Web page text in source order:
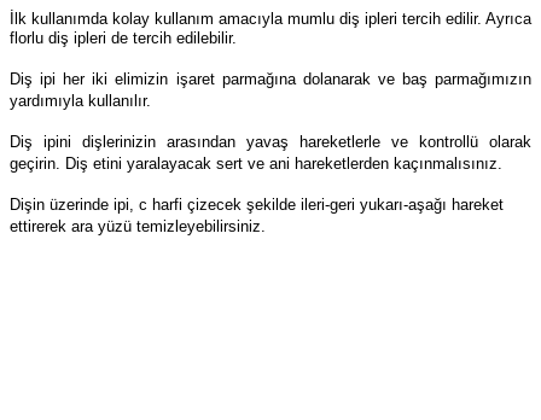
İlk kullanımda kolay kullanım amacıyla mumlu diş ipleri tercih edilir. Ayrıca
florlu diş ipleri de tercih edilebilir.
Diş ipi her iki elimizin işaret parmağına dolanarak ve baş parmağımızın
yardımıyla kullanılır.
Diş ipini dişlerinizin arasından yavaş hareketlerle ve kontrollü olarak
geçirin. Diş etini yaralayacak sert ve ani hareketlerden kaçınmalısınız.
Dişin üzerinde ipi, c harfi çizecek şekilde ileri-geri yukarı-aşağı hareket
ettirerek ara yüzü temizleyebilirsiniz.